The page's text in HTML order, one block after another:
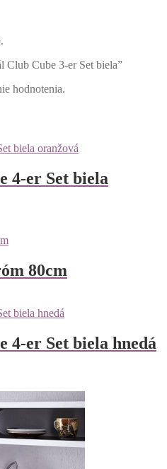
Club Cube 3-er Set biela”
hodnotenia.
4-er Set biela
80cm
4-er Set biela hnedá